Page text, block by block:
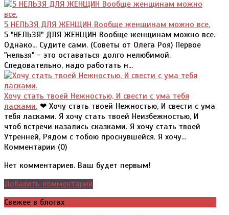
5 НЕЛЬЗЯ ДЛЯ ЖЕНЩИН Вообще женщинам можно все.
5 "НЕЛЬЗЯ" ДЛЯ ЖЕНЩИН Вообще женщинам можно все.
Однако... Судите сами. (Советы от Олега Роя) Первое
"нельзя" - это оставаться долго нелюбимой.
Следовательно, надо работать н...
Хочу стать твоей Нежностью, И свести с ума тебя
ласками. ❤ Хочу стать твоей Нежностью, И свести с ума
тебя ласками. Я хочу стать твоей Неизбежностью, И
чтоб встречи казались сказками. Я хочу стать твоей
Утренней, Рядом с тобою проснувшейся. Я хочу...
Комментарии (0)
Нет комментариев. Ваш будет первым!
Добавить комментарий
Свежее в блогах